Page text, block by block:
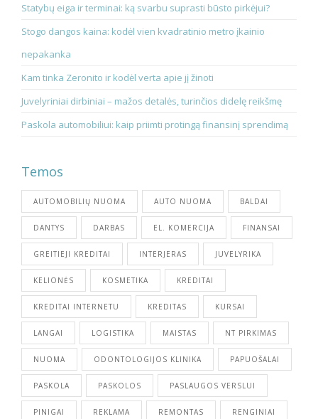
Statybų eiga ir terminai: ką svarbu suprasti būsto pirkėjui?
Stogo dangos kaina: kodėl vien kvadratinio metro įkainio
nepakanka
Kam tinka Zeronito ir kodėl verta apie jį žinoti
Juvelyriniai dirbiniai – mažos detalės, turinčios didelę reikšmę
Paskola automobiliui: kaip priimti protingą finansinį sprendimą
Temos
AUTOMOBILIŲ NUOMA AUTO NUOMA BALDAI
DANTYS DARBAS EL. KOMERCIJA FINANSAI
GREITIEJI KREDITAI INTERJERAS JUVELYRIKA
KELIONĖS KOSMETIKA KREDITAI
KREDITAI INTERNETU KREDITAS KURSAI
LANGAI LOGISTIKA MAISTAS NT PIRKIMAS
NUOMA ODONTOLOGIJOS KLINIKA PAPUOŠALAI
PASKOLA PASKOLOS PASLAUGOS VERSLUI
PINIGAI REKLAMA REMONTAS RENGINIAI